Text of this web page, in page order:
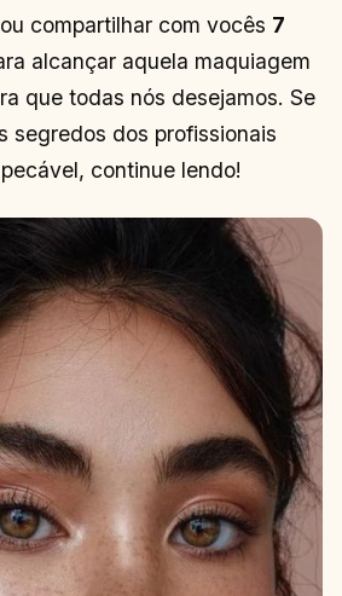
compartilhar com vocês 7
alcançar aquela maquiagem
que todas nós desejamos. Se
segredos dos profissionais
continue lendo!